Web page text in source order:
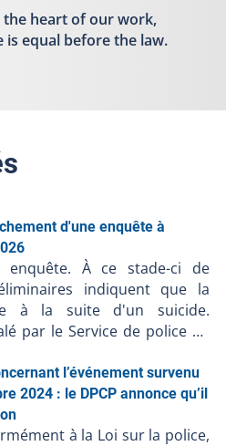
heart of our work,
is equal before the law.
d'une enquête à
enquête. À ce stade-ci de
indiquent que la
à la suite d'un suicide.
par le Service de police de
Le Bureau des enquêtes
de faire la lumière
entourant l’intervention
dans tous les cas où une
en service, décède,
l’événement survenu
2024 : le DPCP annonce qu’il
à la Loi sur la police,